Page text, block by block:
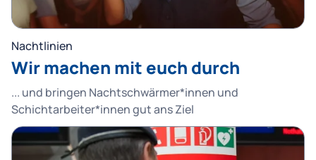
Nachtlinien
Wir machen mit euch durch
... und bringen Nachtschwärmer*innen und
Schichtarbeiter*innen gut ans Ziel